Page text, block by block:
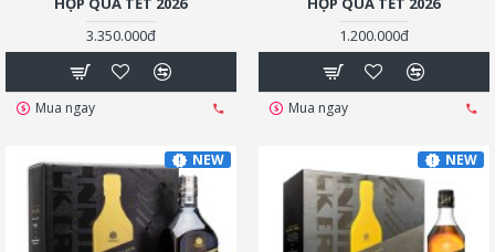
3.350.000đ
Mua ngay
1.200.000đ
Mua ngay
NEW NEW